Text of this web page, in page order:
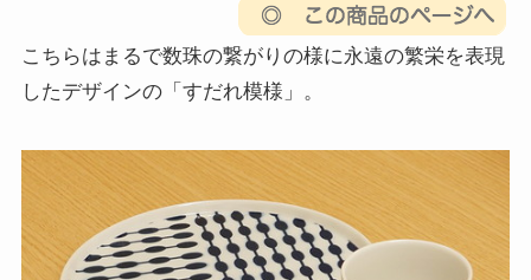
こちらはまるで数珠の繋がりの様に永遠の繁栄を表現
したデザインの「すだれ模様」。